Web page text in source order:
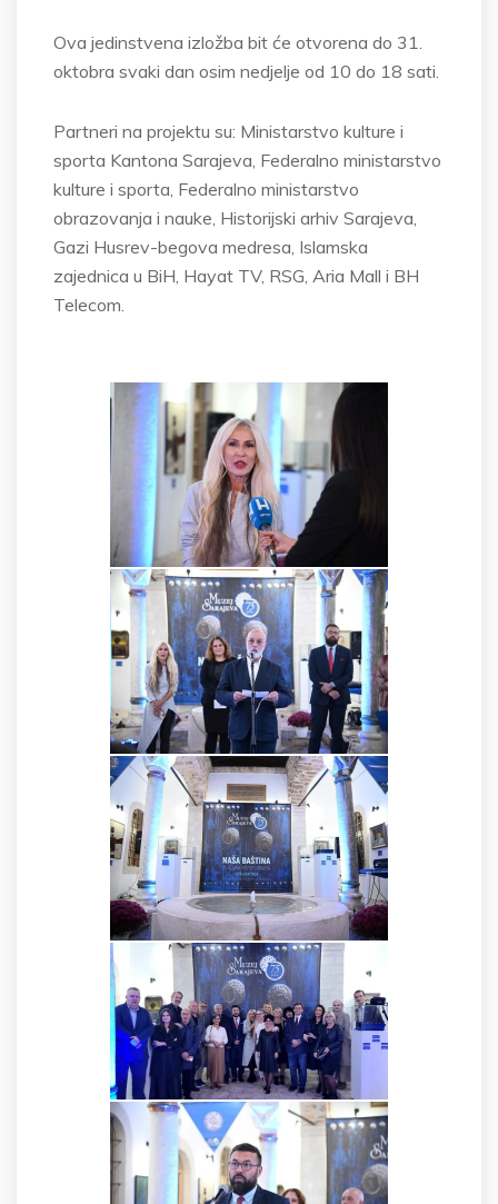
Ova jedinstvena izložba bit će otvorena do 31.
oktobra svaki dan osim nedjelje od 10 do 18 sati.
Partneri na projektu su: Ministarstvo kulture i
sporta Kantona Sarajeva, Federalno ministarstvo
kulture i sporta, Federalno ministarstvo
obrazovanja i nauke, Historijski arhiv Sarajeva,
Gazi Husrev-begova medresa, Islamska
zajednica u BiH, Hayat TV, RSG, Aria Mall i BH
Telecom.